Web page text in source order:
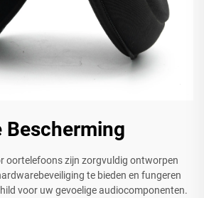
Bescherming
oortelefoons zijn zorgvuldig ontworpen
te bieden en fungeren
voor uw gevoelige audiocomponenten.